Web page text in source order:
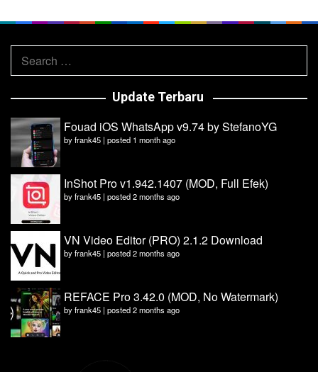
Search
for:
Update Terbaru
Fouad iOS WhatsApp v9.74 by StefanoYG
byfrank45 | posted 1 month ago
InShot Pro v1.942.1407 (MOD, Full Efek)
byfrank45 | posted 2 months ago
VN Video Editor (PRO) 2.1.2 Download
byfrank45 | posted 2 months ago
REFACE Pro 3.42.0 (MOD, No Watermark)
byfrank45 | posted 2 months ago